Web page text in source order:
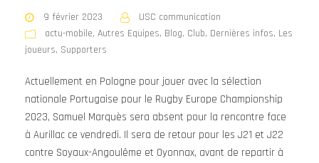
9 février 2023
USC communication
actu-mobile, Autres Equipes, Blog, Club, Dernières infos, Les
joueurs, Supporters
Actuellement en Pologne pour jouer avec la sélection
nationale Portugaise pour le Rugby Europe Championship
2023, Samuel Marquès sera absent pour la rencontre face
à Aurillac ce vendredi. Il sera de retour pour les J21 et J22
contre Soyaux-Angoulême et Oyonnax, avant de repartir à